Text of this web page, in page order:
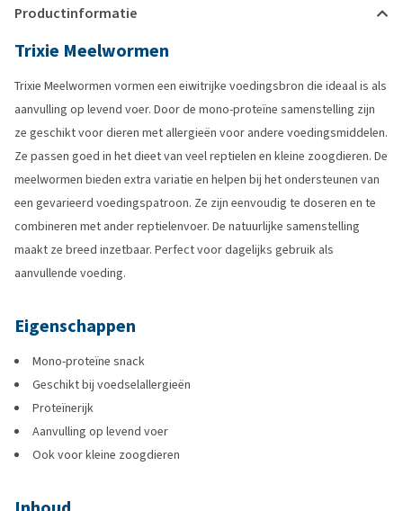
Productinformatie
Trixie Meelwormen
Trixie Meelwormen vormen een eiwitrijke voedingsbron die ideaal is als
aanvulling op levend voer. Door de mono-proteïne samenstelling zijn
ze geschikt voor dieren met allergieën voor andere voedingsmiddelen.
Ze passen goed in het dieet van veel reptielen en kleine zoogdieren. De
meelwormen bieden extra variatie en helpen bij het ondersteunen van
een gevarieerd voedingspatroon. Ze zijn eenvoudig te doseren en te
combineren met ander reptielenvoer. De natuurlijke samenstelling
maakt ze breed inzetbaar. Perfect voor dagelijks gebruik als
aanvullende voeding.
Eigenschappen
Mono-proteïne snack
Geschikt bij voedselallergieën
Proteïnerijk
Aanvulling op levend voer
Ook voor kleine zoogdieren